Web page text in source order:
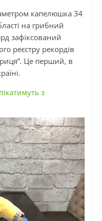
капелюшка 34
на грибний
зафіксований
реєстру рекордів
Це перший, в
з